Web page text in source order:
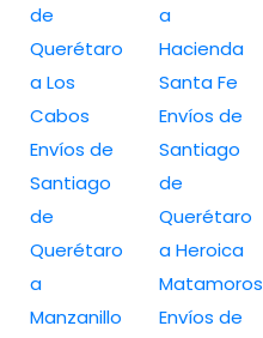
de
Querétaro
a Los
Cabos
Envíos de
Santiago
de
Querétaro
a
Manzanillo
a
Hacienda
Santa Fe
Envíos de
Santiago
de
Querétaro
a Heroica
Matamoros
Envíos de